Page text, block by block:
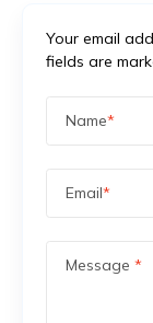
Your email
fields are
Name*
Email*
Message *